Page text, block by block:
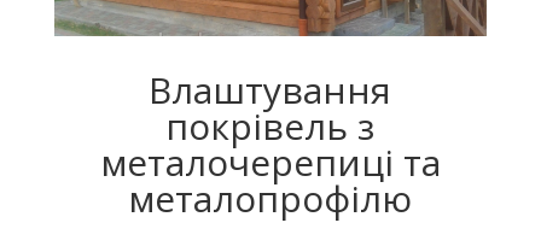
Влаштування
покрівель з
металочерепиці та
металопрофілю